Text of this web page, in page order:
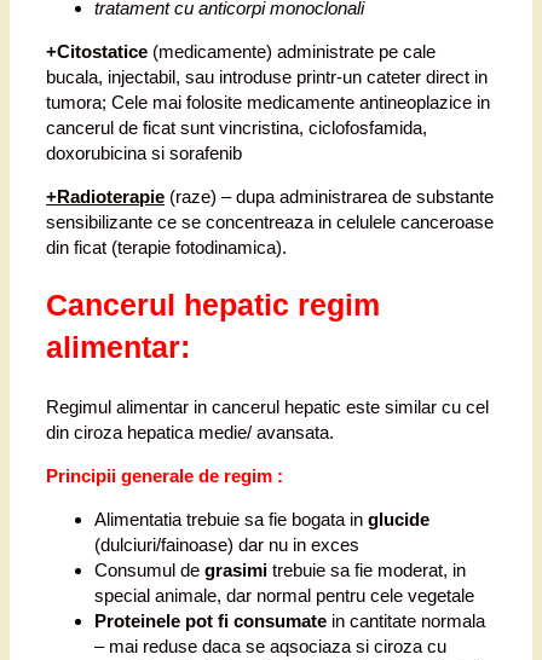
tratament cu anticorpi monoclonali
+Citostatice (medicamente) administrate pe cale
bucala, injectabil, sau introduse printr-un cateter direct in
tumora; Cele mai folosite medicamente antineoplazice in
cancerul de ficat sunt vincristina, ciclofosfamida,
doxorubicina si sorafenib
+Radioterapie (raze) – dupa administrarea de substante
sensibilizante ce se concentreaza in celulele canceroase
din ficat (terapie fotodinamica).
Cancerul hepatic regim
alimentar:
Regimul alimentar in cancerul hepatic este similar cu cel
din ciroza hepatica medie/ avansata.
Principii generale de regim :
Alimentatia trebuie sa fie bogata in glucide
(dulciuri/fainoase) dar nu in exces
Consumul de grasimi trebuie sa fie moderat, in
special animale, dar normal pentru cele vegetale
Proteinele pot fi consumate in cantitate normala
– mai reduse daca se aqsociaza si ciroza cu